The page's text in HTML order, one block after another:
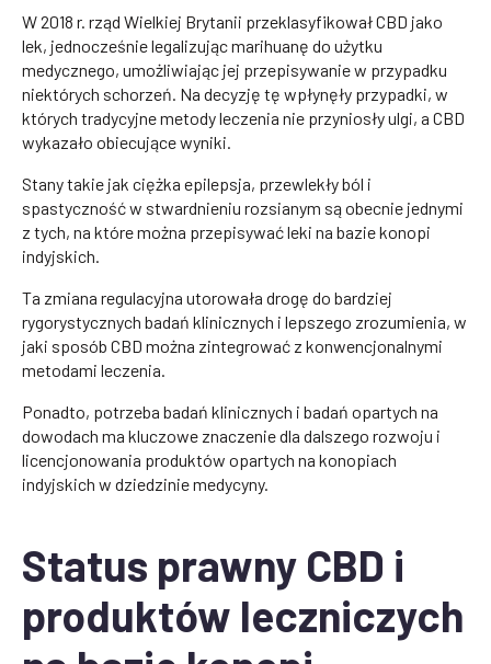
W 2018 r. rząd Wielkiej Brytanii przeklasyfikował CBD jako
lek, jednocześnie legalizując marihuanę do użytku
medycznego, umożliwiając jej przepisywanie w przypadku
niektórych schorzeń. Na decyzję tę wpłynęły przypadki, w
których tradycyjne metody leczenia nie przyniosły ulgi, a CBD
wykazało obiecujące wyniki.
Stany takie jak ciężka epilepsja, przewlekły ból i
spastyczność w stwardnieniu rozsianym są obecnie jednymi
z tych, na które można przepisywać leki na bazie konopi
indyjskich.
Ta zmiana regulacyjna utorowała drogę do bardziej
rygorystycznych badań klinicznych i lepszego zrozumienia, w
jaki sposób CBD można zintegrować z konwencjonalnymi
metodami leczenia.
Ponadto, potrzeba badań klinicznych i badań opartych na
dowodach ma kluczowe znaczenie dla dalszego rozwoju i
licencjonowania produktów opartych na konopiach
indyjskich w dziedzinie medycyny.
Status prawny CBD i
produktów leczniczych